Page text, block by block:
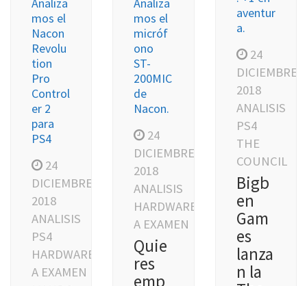
mos el
Nacon
Revolu
tion
Pro
Control
er 2
para
PS4
24
DICIEMBRE,
2018
ANALISIS
PS4
HARDWARE
A EXAMEN
mos el
micróf
ono
ST-
200MIC
de
Nacon.
24
DICIEMBRE,
2018
ANALISIS
HARDWARE
A EXAMEN
Quie
res
emp
aventur
a.
24
DICIEMBRE,
2018
ANALISIS
PS4
THE
COUNCIL
Bigb
en
Gam
es
lanza
n la